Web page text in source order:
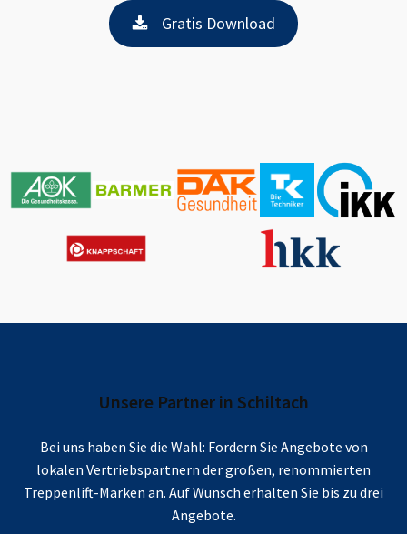
Gratis Download
Unsere Partner in Schiltach
Bei uns haben Sie die Wahl: Fordern Sie Angebote von
lokalen Vertriebspartnern der großen, renommierten
Treppenlift-Marken an. Auf Wunsch erhalten Sie bis zu drei
Angebote.